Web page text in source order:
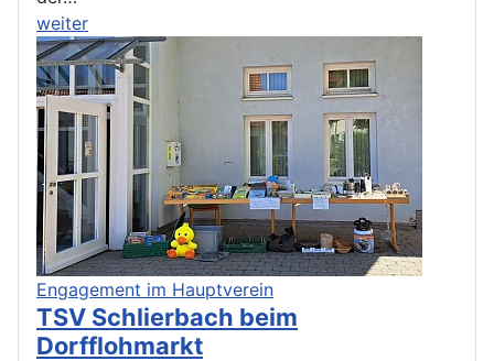
weiter
Engagement im Hauptverein
TSV Schlierbach beim
Dorfflohmarkt